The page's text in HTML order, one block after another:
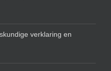
verklaring en